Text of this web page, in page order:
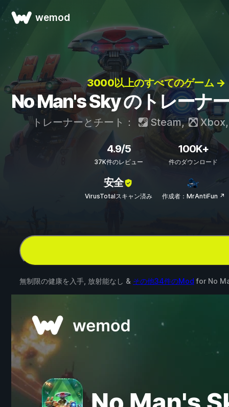
wemod
3000以上のすべてのゲーム →
No Man's Sky のトレーナ
トレーナーとチート： Steam, Xbox
4.9/5
37K件のレビュー
100K+
件のダウンロード
安全
VirusTotalスキャン済み 作成者：MrAntiFun ↗
無制限の健康を入手, 放射能なし & その他34件のMod for No